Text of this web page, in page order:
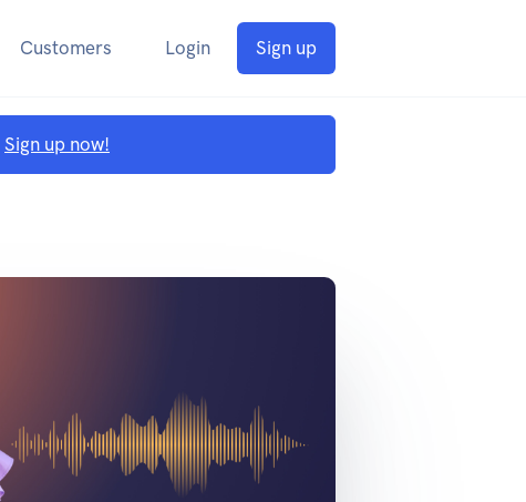
Customers Login Sign up
Sign up now!